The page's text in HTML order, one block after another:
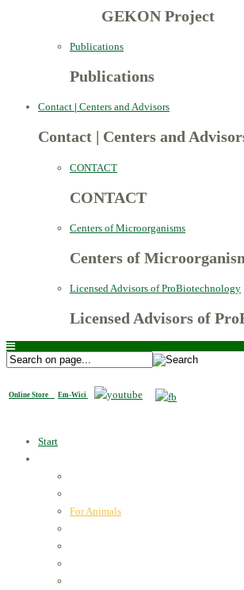
GEKON Project
Publications
Publications
Contact | Centers and Advisors
Contact Centers and
CONTACT
CONTACT
Centers of Microorganisms
Centers of
Licensed Advisors of ProBiotechnology
Licensed Advisors of
Online Store Em-Wici
Start
For Animals